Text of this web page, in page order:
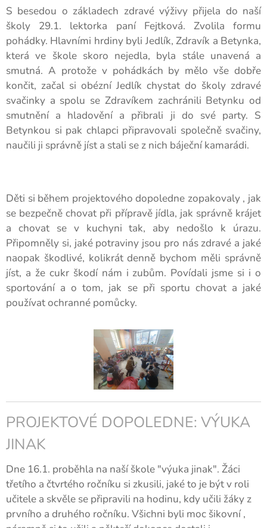
S besedou o základech zdravé výživy přijela do naší
školy 29.1. lektorka paní Fejtková. Zvolila formu
pohádky. Hlavními hrdiny byli Jedlík, Zdravík a Betynka,
která ve škole skoro nejedla, byla stále unavená a
smutná. A protože v pohádkách by mělo vše dobře
končit, začal si obézní Jedlík chystat do školy zdravé
svačinky a spolu se Zdravíkem zachránili Betynku od
smutnění a hladovění a přibrali ji do své party. S
Betynkou si pak chlapci připravovali společně svačiny,
naučili ji správně jíst a stali se z nich báječní kamarádi.
Děti si během projektového dopoledne zopakovaly , jak
se bezpečně chovat při přípravě jídla, jak správně krájet
a chovat se v kuchyni tak, aby nedošlo k úrazu.
Připomněly si, jaké potraviny jsou pro nás zdravé a jaké
naopak škodlivé, kolikrát denně bychom měli správně
jíst, a že cukr škodí nám i zubům. Povídali jsme si i o
sportování a o tom, jak se při sportu chovat a jaké
používat ochranné pomůcky.
PROJEKTOVÉ DOPOLEDNE: VÝUKA
JINAK
Dne 16.1. proběhla na naší škole "výuka jinak". Žáci
třetího a čtvrtého ročníku si zkusili, jaké to je být v roli
učitele a skvěle se připravili na hodinu, kdy učili žáky z
prvního a druhého ročníku. Všichni byli moc šikovní ,